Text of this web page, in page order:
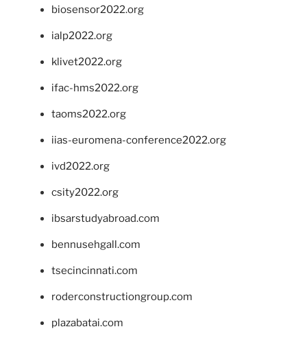
biosensor2022.org
ialp2022.org
klivet2022.org
ifac-hms2022.org
taoms2022.org
iias-euromena-conference2022.org
ivd2022.org
csity2022.org
ibsarstudyabroad.com
bennusehgall.com
tsecincinnati.com
roderconstructiongroup.com
plazabatai.com